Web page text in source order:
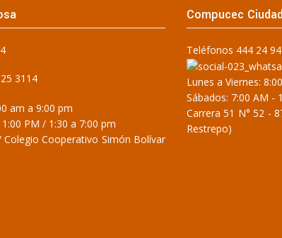
3114
am a 9:00 pm
PM / 1:30 a 7:00 pm
Colegio Cooperativo Simón Bolívar
Compucec
Teléfonos 444 24 94
Lunes a Viernes:
Sábados: 7:00 AM -
Carrera 51 N° 52 -
Restrepo)